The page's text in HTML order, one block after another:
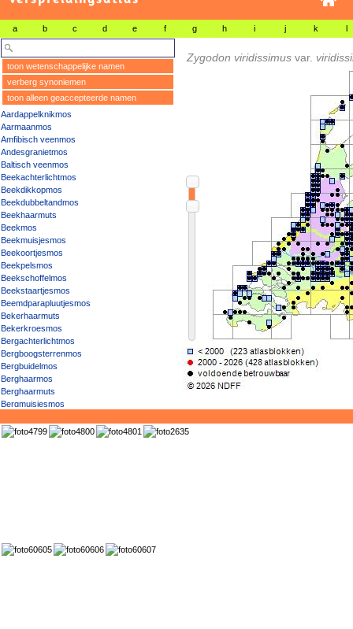
a b c d e f g h i j k l
toon wetenschappelijke namen
verberg synoniemen
toon alleen geaccepteerde namen
Aardappelknikmos
Aarmaanmos
Amfibisch veenmos
Andesgranietmos
Baltisch veenmos
Beekachterlichtmos
Beekdikkopmos
Beekdubbeltandmos
Beekhaarmuts
Beekmos
Beekmuisjesmos
Beekoortjesmos
Beekpelsmos
Beekschoffelmos
Beekstaartjesmos
Beemdparapluutjesmos
Bekerhaarmuts
Bekerkroesmos
Bergachterlichtmos
Bergboogsterrenmos
Bergbuidelmos
Berghaarmos
Berghaarmuts
Bergmuisjesmos
Bezemmos
Boeghaartandmos
Bokaalachterlichtmos
Zygodon viridissimus var.